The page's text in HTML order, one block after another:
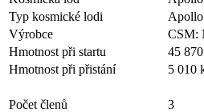
Typ kosmické lodi
Výrobce
CSM:
Hmotnost při startu
45
Hmotnost při přistání
5 010
Počet členů
3